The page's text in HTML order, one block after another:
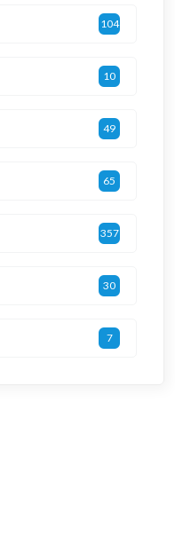
104
10
49
65
357
30
7